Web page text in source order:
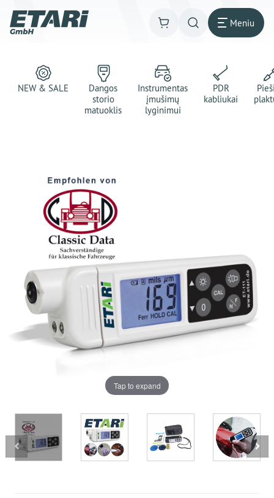
Meniu
NEW & SALE
Dangos
storio
matuoklis
Instrumentas
įmušimų
lyginimui
PDR
kabliukai
Tap to expand